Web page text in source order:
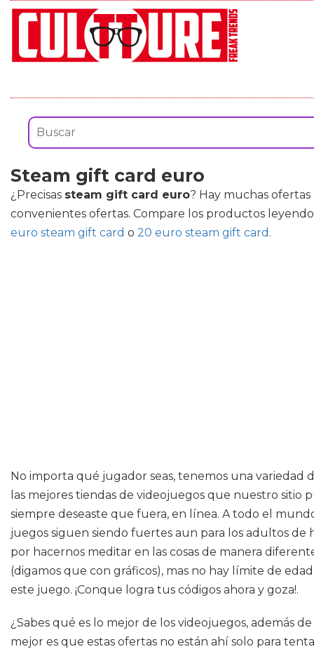
Steam gift card euro
¿Precisas steam gift card euro? Hay muchas
convenientes ofertas. Compare los productos
euro steam gift card o 20 euro steam gift card .
No importa qué jugador seas, tenemos una variedad
las mejores tiendas de videojuegos que nuestro
siempre deseaste que fuera, en línea. A todo el
juegos siguen siendo fuertes aun para los adultos de
por hacernos meditar en las cosas de manera
(digamos que con gráficos), mas no hay límite de
este juego. ¡Conque logra tus códigos ahora y goza!.
¿Sabes qué es lo mejor de los videojuegos, además
mejor es que estas ofertas no están ahí solo para